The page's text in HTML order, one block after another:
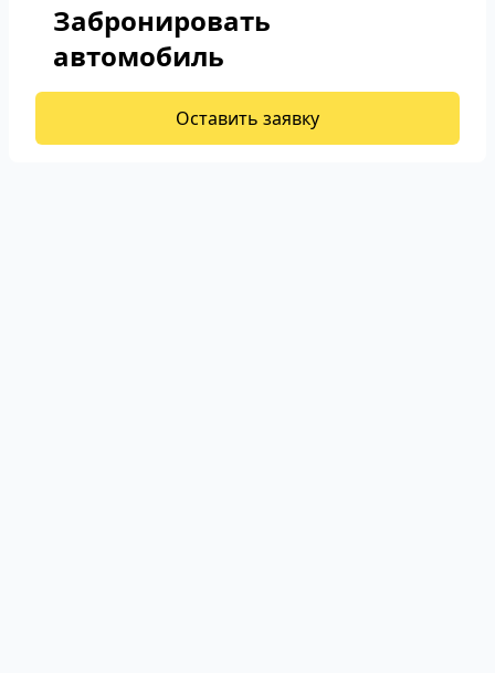
Забронировать
автомобиль
Оставить заявку